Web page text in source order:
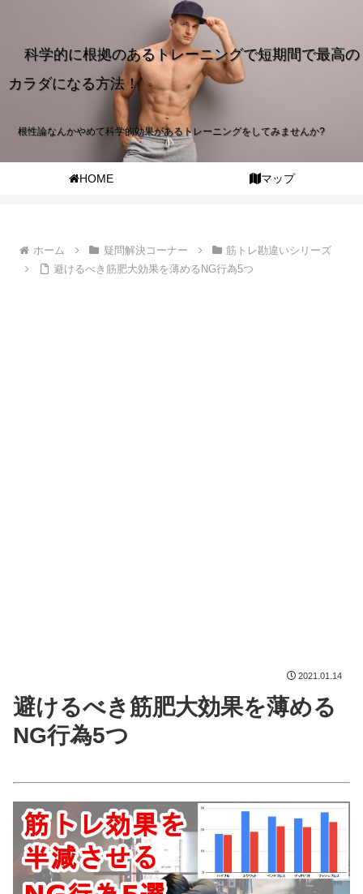
科学的に根拠のあるトレーニングで短期間で最高の
カラダになる方法！
根性論なんかやめて科学的効果があるトレーニングをしてみませんか?
HOME マップ
ホーム 疑問解決コーナー
筋トレ勘違いシリーズ
避けるべき筋肥大効果を薄めるNG行為5つ
2021.01.14
避けるべき筋肥大効果を薄める
NG行為5つ